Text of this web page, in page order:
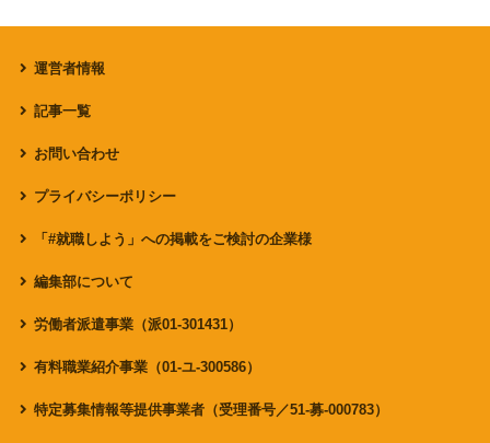
運営者情報
記事一覧
お問い合わせ
プライバシーポリシー
「#就職しよう」への掲載をご検討の企業様
編集部について
労働者派遣事業（派01-301431）
有料職業紹介事業（01-ユ-300586）
特定募集情報等提供事業者（受理番号／51-募-000783）